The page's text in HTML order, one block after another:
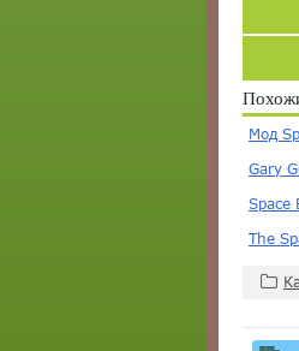
Мод
Gary
Space
The